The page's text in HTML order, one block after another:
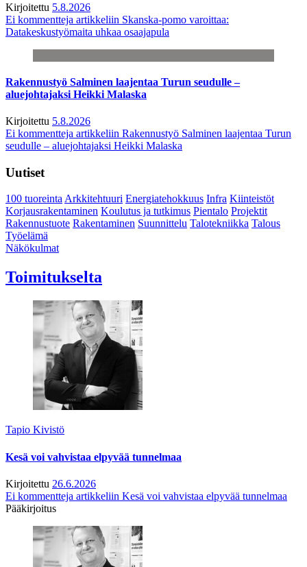
Kirjoitettu 5.8.2026
Ei kommentteja artikkeliin Skanska-pomo varoittaa:
Datakeskustyömaita uhkaa osaajapula
Rakennustyö Salminen laajentaa Turun seudulle –
aluejohtajaksi Heikki Malaska
Kirjoitettu 5.8.2026
Ei kommentteja artikkeliin Rakennustyö Salminen laajentaa Turun
seudulle – aluejohtajaksi Heikki Malaska
Uutiset
100 tuoreintaArkkitehtuuri Energiatehokkuus Infra Kiinteistöt
Korjausrakentaminen Koulutus ja tutkimus Pientalo Projektit
Rakennustuote Rakentaminen Suunnittelu Talotekniikka Talous
Työelämä
Näkökulmat
Toimitukselta
Tapio Kivistö
Kesä voi vahvistaa elpyvää tunnelmaa
Kirjoitettu 26.6.2026
Ei kommentteja artikkeliin Kesä voi vahvistaa elpyvää tunnelmaa
Pääkirjoitus